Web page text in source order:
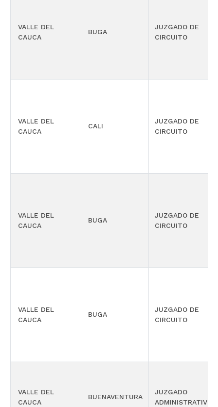
VALLE DEL
CAUCA
BUGA
JUZGADO DE
CIRCUITO
VALLE DEL
CAUCA
CALI
JUZGADO DE
CIRCUITO
VALLE DEL
CAUCA
BUGA
JUZGADO DE
CIRCUITO
VALLE DEL
CAUCA
BUGA
JUZGADO DE
CIRCUITO
VALLE DEL
CAUCA
BUENAVENTURA
JUZGADO
ADMINISTRATIVO